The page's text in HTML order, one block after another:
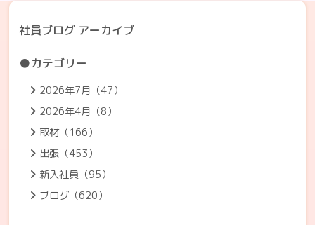
社員ブログ アーカイブ
●カテゴリー
2026年7月（47）
2026年4月（8）
取材（166）
出張（453）
新入社員（95）
ブログ（620）